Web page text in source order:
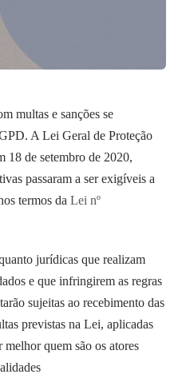
multas e sanções se
A Lei Geral de Proteção
18 de setembro de 2020,
passaram a ser exigíveis a
termos da Lei nº
jurídicas que realizam
e que infringirem as regras
sujeitas ao recebimento das
previstas na Lei, aplicadas
quem são os atores